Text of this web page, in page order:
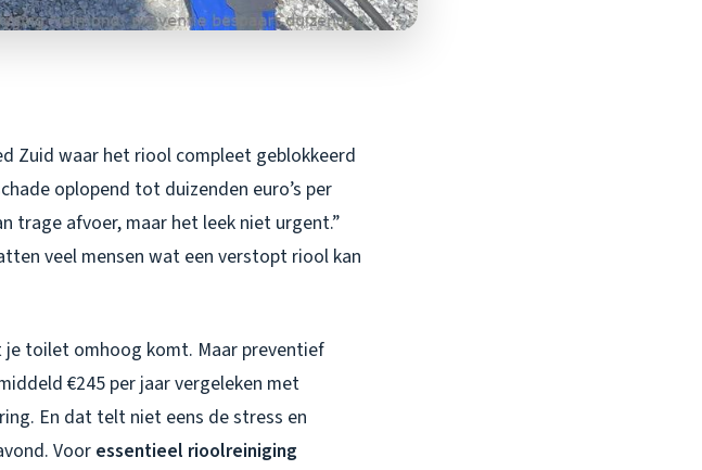
Zuid waar het riool compleet geblokkeerd
oplopend tot duizenden euro’s per
trage afvoer, maar het leek niet urgent.”
veel mensen wat een verstopt riool kan
toilet omhoog komt. Maar preventief
€245 per jaar vergeleken met
En dat telt niet eens de stress en
Voor essentieel rioolreiniging